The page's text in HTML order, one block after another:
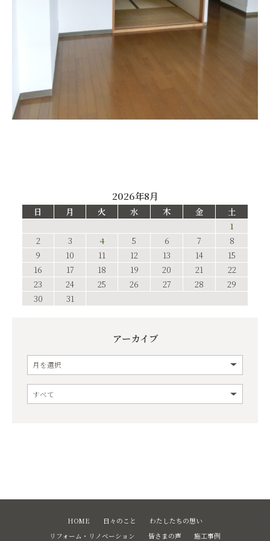
2026年8月
日 月 火 水 木 金
土
1
2
3 4 5 6 7
8
9
10 11 12 13 14
15
16
17 18 19 20 21
22
23
24 25 26 27 28
29
30
31
アーカイブ
HOME 日々のこと
わたしたちの想い
リフォーム・リノベーション
皆さまの声 施工事例